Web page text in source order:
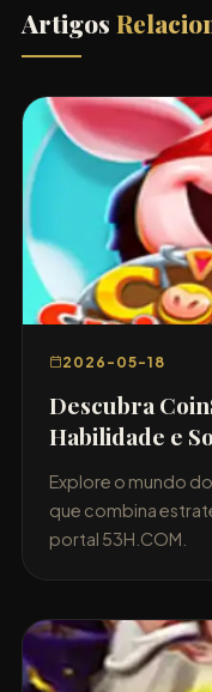
Artigos
2026-05-18
Descubra
Habilidade e
Explore o mundo
que combina
portal 53H.COM.